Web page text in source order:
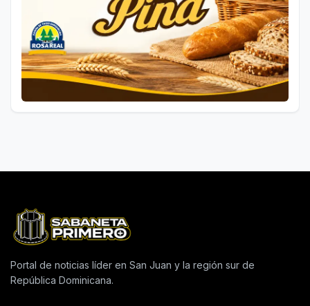
Portal de noticias líder en San Juan y la región sur de
República Dominicana.